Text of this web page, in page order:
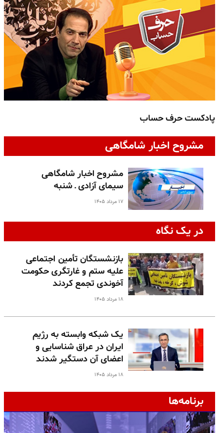
پادکست حرف حساب
مشروح اخبار شامگاهی
مشروح اخبار شامگاهی
سیمای آزادی ـ شنبه
۱۷ مرداد ۱۴۰۵
در یک نگاه
بازنشستگان تأمین اجتماعی
علیه ستم و غارتگری حکومت
آخوندی تجمع کردند
۱۸ مرداد ۱۴۰۵
یک شبکه وابسته به رژیم
ایران در عراق شناسایی و
اعضای آن دستگیر شدند
۱۸ مرداد ۱۴۰۵
برنامه‌ها